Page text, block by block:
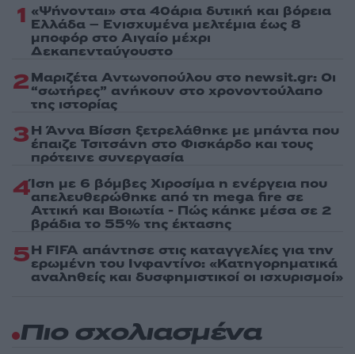
1 «Ψήνονται» στα 40άρια δυτική και βόρεια
Ελλάδα – Ενισχυμένα μελτέμια έως 8
μποφόρ στο Αιγαίο μέχρι
Δεκαπενταύγουστο
2Μαριζέτα Αντωνοπούλου στο newsit.gr: Οι
“σωτήρες” ανήκουν στο χρονοντούλαπο
της ιστορίας
3Η Άννα Βίσση ξετρελάθηκε με μπάντα που
έπαιζε Τσιτσάνη στο Φισκάρδο και τους
πρότεινε συνεργασία
4Ίση με 6 βόμβες Χιροσίμα η ενέργεια που
απελευθερώθηκε από τη mega fire σε
Αττική και Βοιωτία - Πώς κάηκε μέσα σε 2
βράδια το 55% της έκτασης
5Η FIFA απάντησε στις καταγγελίες για την
ερωμένη του Ινφαντίνο: «Κατηγορηματικά
αναληθείς και δυσφημιστικοί οι ισχυρισμοί»
Πιο σχολιασμένα